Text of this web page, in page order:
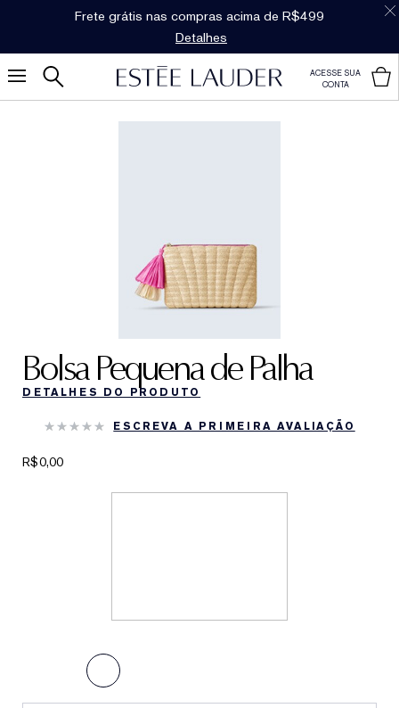
Frete grátis nas compras acima de R$499
Detalhes
ACESSE SUA
CONTA
Bolsa Pequena de Palha
DETALHES DO PRODUTO
ESCREVA A PRIMEIRA AVALIAÇÃO
R$0,00